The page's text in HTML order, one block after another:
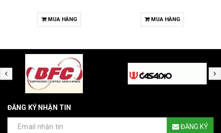
MUA HÀNG MUA HÀNG
ĐĂNG KÝ NHẬN TIN
ĐĂNG KÝ